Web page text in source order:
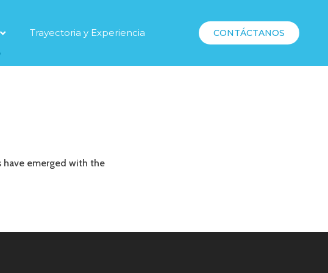
Trayectoria y Experiencia CONTÁCTANOS
have emerged with the